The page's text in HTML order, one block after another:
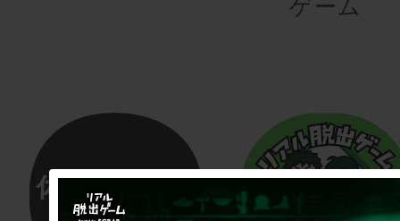
ゲーム